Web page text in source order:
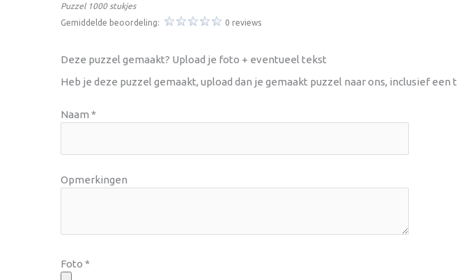
Puzzel 1000 stukjes
Gemiddelde beoordeling:
0 reviews
Deze puzzel gemaakt? Upload je foto + eventueel tekst
Heb je deze puzzel gemaakt, upload dan je gemaakt puzzel naar ons, inclusief
Naam *
Opmerkingen
Foto *